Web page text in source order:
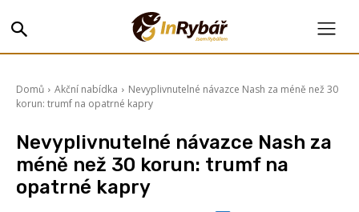
Domů Akční nabídka
Nevyplivnutelné návazce Nash za méně než 30
korun: trumf na opatrné kapry
Nevyplivnutelné návazce Nash za
méně než 30 korun: trumf na
opatrné kapry